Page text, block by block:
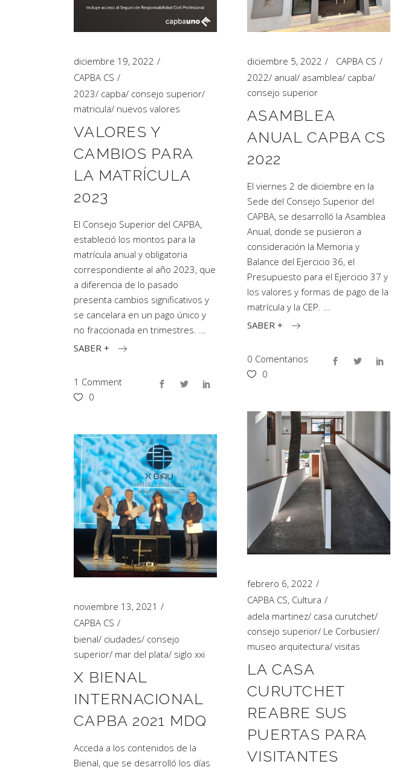
Artículos de Opinión
diciembre 19, 2022
CAPBA CS
2023/ capba/ consejo superior/
matricula/ nuevos valores
VALORES Y
CAMBIOS PARA
LA MATRÍCULA
2023
El Consejo Superior del CAPBA,
estableció los montos para la
matrícula anual y obligatoria
correspondiente al año 2023, que
a diferencia de lo pasado
presenta cambios significativos y
se cancelara en un pago único y
no fraccionada en trimestres.
SABER +
1 Comment
0
diciembre 5, 2022
CAPBA CS
2022/ anual/ asamblea/ capba/
consejo superior
ASAMBLEA
ANUAL CAPBA CS
2022
El viernes 2 de diciembre en la
Sede del Consejo Superior del
CAPBA, se desarrolló la Asamblea
Anual, donde se pusieron a
consideración la Memoria y
Balance del Ejercicio 36, el
Presupuesto para el Ejercicio 37 y
los valores y formas de pago de la
matrícula y la CEP.
SABER +
0 Comentarios
0
febrero 6, 2022
CAPBA CS, Cultura
adela martinez/ casa curutchet/
consejo superior/ Le Corbusier/
museo arquitectura/ visitas
LA CASA
CURUTCHET
REABRE SUS
PUERTAS PARA
VISITANTES
noviembre 13, 2021
CAPBA CS
bienal/ ciudades/ consejo
superior/ mar del plata/ siglo xxi
X BIENAL
INTERNACIONAL
CAPBA 2021 MDQ
Acceda a los contenidos de la
Bienal, que se desarrolló los días